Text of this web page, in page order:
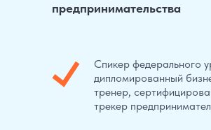
Спикер федерального
дипломированный
тренер,
трекер
предпринимательства